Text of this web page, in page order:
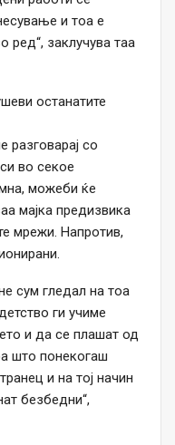
и тоа е
ред“, заклучува таа
останатите
разговарај со
во секое
можеби ќе
мајка предизвика
мрежи. Напротив,
сум гледал на тоа
ги учиме
и да се плашат од
што понекогаш
и на тој начин
безбедни“,